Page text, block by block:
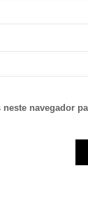
navegador